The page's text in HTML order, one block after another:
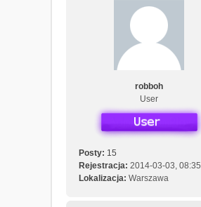
robboh
User
Posty: 15
Rejestracja: 2014-03-03, 08:35
Lokalizacja: Warszawa